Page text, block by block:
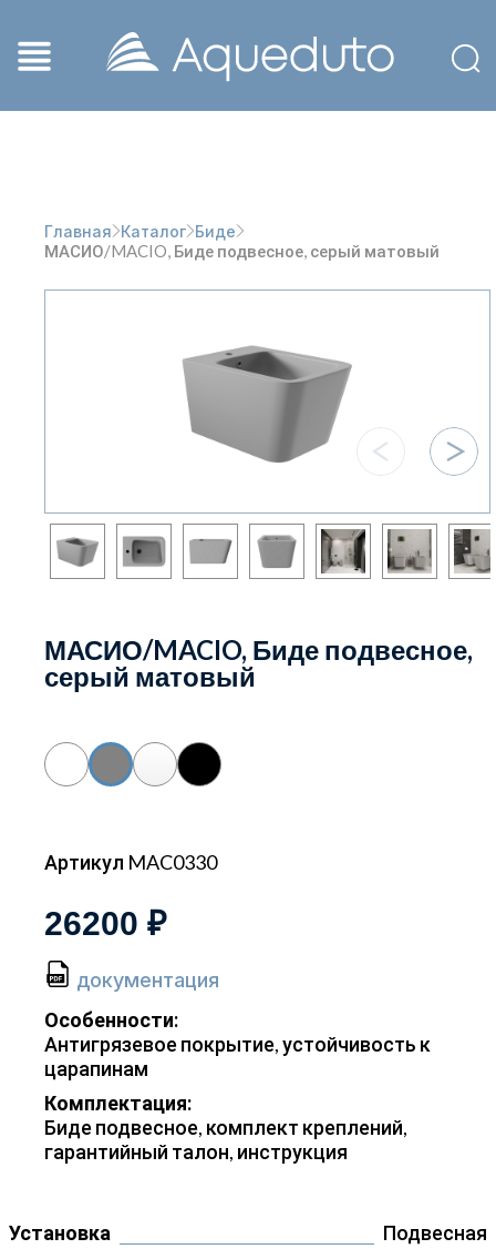
Главная Каталог Биде
МАСИО/MACIO, Биде подвесное, серый матовый
МАСИО/MACIO, Биде подвесное,
серый матовый
Артикул MAC0330
26200 ₽
документация
Особенности:
Антигрязевое покрытие, устойчивость к
царапинам
Комплектация:
Биде подвесное, комплект креплений,
гарантийный талон, инструкция
Установка
Подвесная